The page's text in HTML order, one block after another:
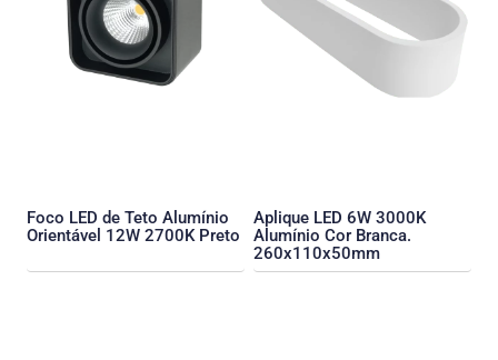
Foco LED de Teto Alumínio
Orientável 12W 2700K Preto
Aplique LED 6W 3000K
Alumínio Cor Branca.
260x110x50mm